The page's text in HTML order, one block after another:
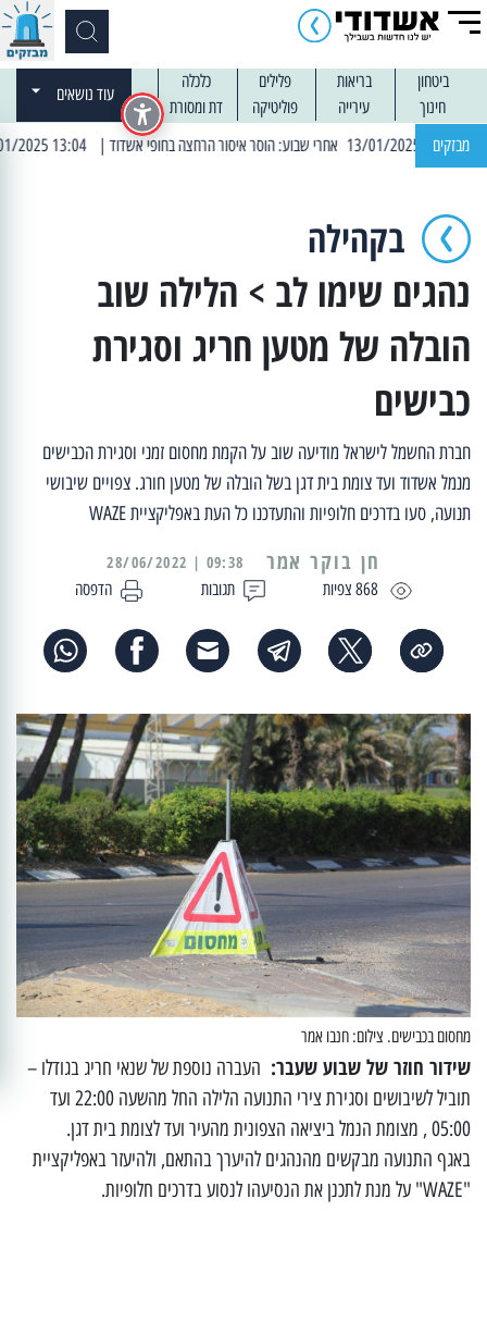
ביטחון בריאות פלילים
כלכלה
חינוך
עירייה פוליטיקה דת ומסורת
עוד נושאים
מבזקים | 13:04 14/01/2025 עובדים בלילות: עבודות קרצוף וריבוד אספלט
בקהילה
נהגים שימו לב > הלילה שוב
הובלה של מטען חריג וסגירת
כבישים
חברת החשמל לישראל מודיעה שוב על הקמת מחסום זמני וסגירת הכבישים
מנמל אשדוד ועד צומת בית דגן בשל הובלה של מטען חורג. צפויים שיבושי
תנועה, סעו בדרכים חלופיות והתעדכנו כל העת באפליקציית WAZE
868 צפיות תגובות הדפסה
09:38 | 28/06/2022
מחסום בכבישים. צילום: חנבו אמר
שידור חוזר של שבוע שעבר: העברה נוספת של שנאי חריג בגודלו –
תוביל לשיבושים וסגירת צירי התנועה הלילה החל מהשעה 22:00 ועד
05:00 , מצומת הנמל ביציאה הצפונית מהעיר ועד לצומת בית דגן.
באגף התנועה מבקשים מהנהגים להיערך בהתאם, ולהיעזר באפליקציית
"WAZE" על מנת לתכנן את הנסיעהו לנסוע בדרכים חלופיות.